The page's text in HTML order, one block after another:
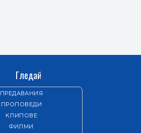
Гледай
ПРЕДАВАНИЯ
ПРОПОВЕДИ
КЛИПОВЕ
ФИЛМИ